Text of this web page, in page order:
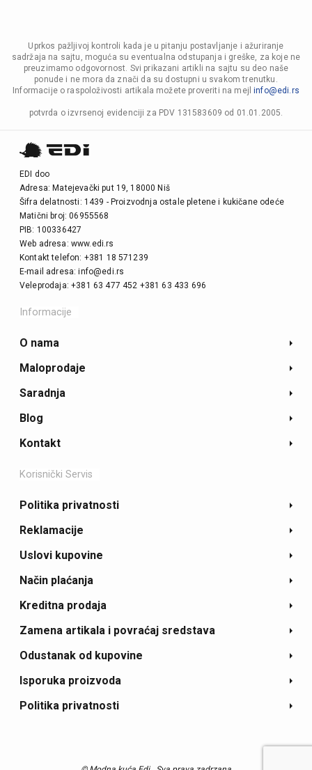
Uprkos pažljivoj kontroli kada je u pitanju postavljanje i ažuriranje
sadržaja na sajtu, moguća su eventualna odstupanja i greške, za koje ne
preuzimamo odgovornost. Svi prikazani artikli na sajtu su deo naše
ponude i ne mora da znači da su dostupni u svakom trenutku.
Informacije o raspoloživosti artikala možete proveriti na mejlinfo@edi.rs
potvrda o izvrsenoj evidenciji za PDV 131583609 od 01.01.2005.
EDI doo
Adresa: Matejevački put 19, 18000 Niš
Šifra delatnosti: 1439 - Proizvodnja ostale pletene i kukičane odeće
Matični broj: 06955568
PIB: 100336427
Web adresa: www.edi.rs
Kontakt telefon: +381 18 571239
E-mail adresa: info@edi.rs
Veleprodaja: +381 63 477 452 +381 63 433 696
Informacije
O nama
Maloprodaje
Saradnja
Blog
Kontakt
Korisnički Servis
Politika privatnosti
Reklamacije
Uslovi kupovine
Način plaćanja
Kreditna prodaja
Zamena artikala i povraćaj sredstava
Odustanak od kupovine
Isporuka proizvoda
Politika privatnosti